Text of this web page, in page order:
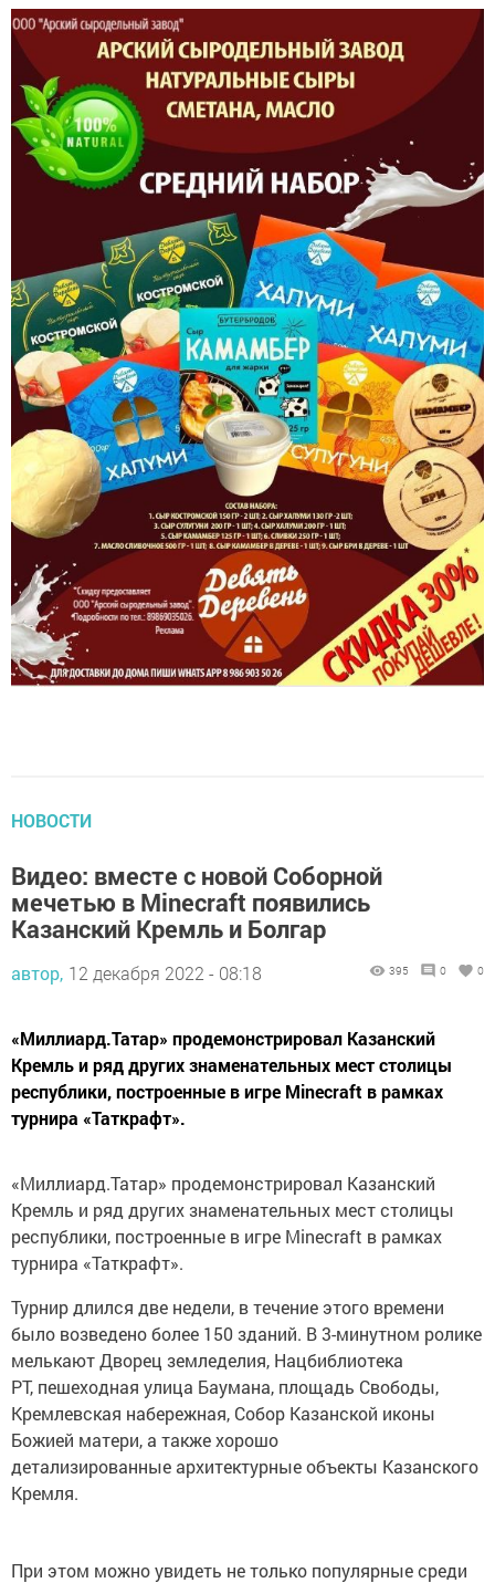
НОВОСТИ
Видео: вместе с новой Соборной
мечетью в Minecraft появились
Казанский Кремль и Болгар
автор, 12 декабря 2022 - 08:18 395 0 0
«Миллиард.Татар» продемонстрировал Казанский
Кремль и ряд других знаменательных мест столицы
республики, построенные в игре Minecraft в рамках
турнира «Таткрафт».
«Миллиард.Татар» продемонстрировал Казанский
Кремль и ряд других знаменательных мест столицы
республики, построенные в игре Minecraft в рамках
турнира «Таткрафт».
Турнир длился две недели, в течение этого времени
было возведено более 150 зданий. В 3-минутном ролике
мелькают Дворец земледелия, Нацбиблиотека
РТ, пешеходная улица Баумана, площадь Свободы,
Кремлевская набережная, Собор Казанской иконы
Божией матери, а также хорошо
детализированные архитектурные объекты Казанского
Кремля.
При этом можно увидеть не только популярные среди